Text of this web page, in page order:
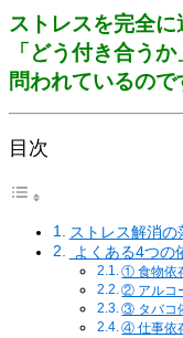
ストレスを完全に
「どう付き合う
問われているので
目次
ストレス解消の
よくある4つの
① 食物依
② アルコ
③ タバコ
④ 仕事依